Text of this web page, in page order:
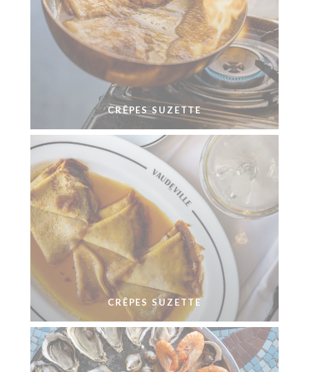
CRÊPES SUZETTE
CRÊPES SUZETTE